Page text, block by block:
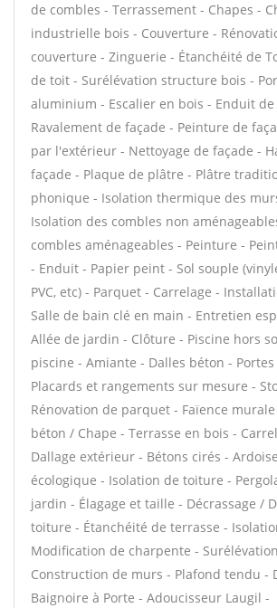
de combles - Terrassement - Chapes -
industrielle bois - Couverture -
couverture - Zinguerie - Étanchéité de
de toit - Surélévation structure bois -
aluminium - Escalier en bois - Enduit de
Ravalement de façade - Peinture de
par l'extérieur - Nettoyage de façade -
façade - Plaque de plâtre - Plâtre
phonique - Isolation thermique des
Isolation des combles non
combles aménageables - Peinture -
- Enduit - Papier peint - Sol souple
PVC, etc) - Parquet - Carrelage -
Salle de bain clé en main - Entretien
Allée de jardin - Clôture - Piscine hors
piscine - Amiante - Dalles béton -
Placards et rangements sur mesure -
Rénovation de parquet - Faïence
béton / Chape - Terrasse en bois -
Dallage extérieur - Bétons cirés -
écologique - Isolation de toiture -
jardin - Élagage et taille - Décrassage /
toiture - Étanchéité de terrasse -
Modification de charpente -
Construction de murs - Plafond tendu -
Baignoire à Porte - Adoucisseur Laugil -